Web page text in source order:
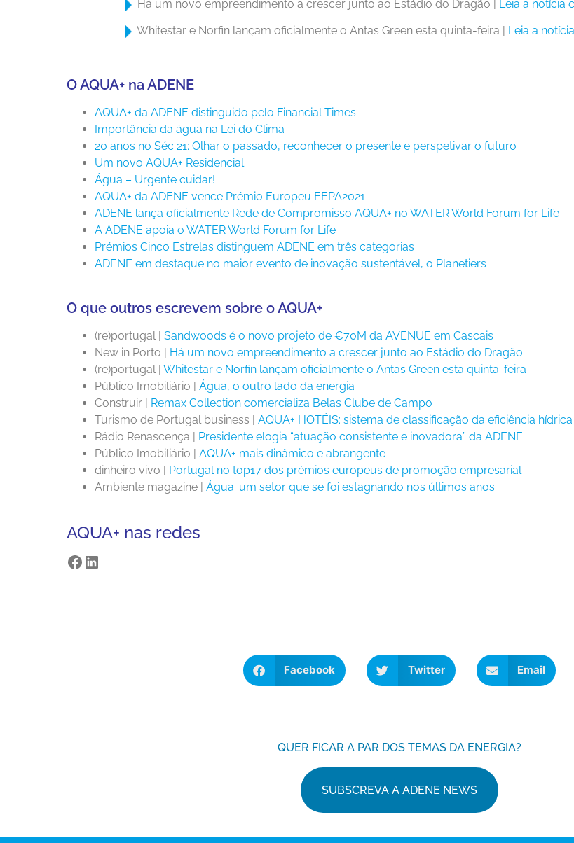
Há um novo empreendimento a crescer junto ao Estádio do Dragão | Leia a notícia
Whitestar e Norfin lançam oficialmente o Antas Green esta quinta-feira | Leia a
O AQUA+ na ADENE
AQUA+ da ADENE distinguido pelo Financial Times
Importância da água na Lei do Clima
20 anos no Séc 21: Olhar o passado, reconhecer o presente e perspetivar o futuro
Um novo AQUA+ Residencial
Água – Urgente cuidar!
AQUA+ da ADENE vence Prémio Europeu EEPA2021
ADENE lança oficialmente Rede de Compromisso AQUA+ no WATER World Forum for Life
A ADENE apoia o WATER World Forum for Life
Prémios Cinco Estrelas distinguem ADENE em três categorias
ADENE em destaque no maior evento de inovação sustentável, o Planetiers
O que outros escrevem sobre o AQUA+
(re)portugal | Sandwoods é o novo projeto de €70M da AVENUE em Cascais
New in Porto |
Há um novo empreendimento a crescer junto ao Estádio do Dragão
(re)portugal | Whitestar e Norfin lançam oficialmente o Antas Green esta quinta-feira
Público Imobiliário | Água, o outro lado da energia
Construir |
Remax Collection comercializa Belas Clube de Campo
Turismo de Portugal business | AQUA+ HOTÉIS: sistema de classificação da eficiência
Rádio Renascença |
Presidente elogia “atuação consistente e inovadora” da ADENE
Público Imobiliário | AQUA+ mais dinâmico e abrangente
dinheiro vivo |
Portugal no top17 dos prémios europeus de promoção empresarial
Ambiente magazine | Água: um setor que se foi estagnando nos últimos anos
AQUA+ nas redes
Facebook Twitter Email
QUER FICAR A PAR DOS TEMAS DA ENERGIA?
SUBSCREVA A ADENE NEWS